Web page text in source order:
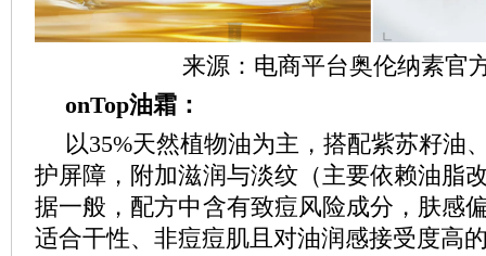
来源：电商平台奥伦纳素官
onTop油霜：
以35%天然植物油为主，搭配紫苏籽油
护屏障，附加滋润与淡纹（主要依赖油脂
据一般，配方中含有致痘风险成分，肤感
适合干性、非痘痘肌且对油润感接受度高